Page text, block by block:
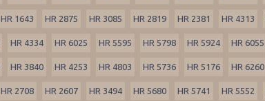
HR 1643 HR 2875 HR 3085 HR 2819 HR 2381 HR 4313
HR 4334 HR 6025 HR 5595 HR 5798 HR 5924 HR 6055
HR 3840 HR 4253 HR 4803 HR 5736 HR 5176 HR 6260
HR 2708 HR 2607 HR 3494 HR 5680 HR 5741 HR 5552